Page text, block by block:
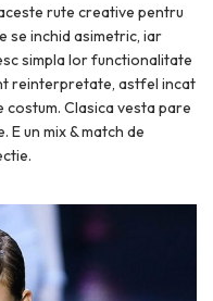
rute creative pentru
se inchid asimetric, iar
simpla lor functionalitate
reinterpretate, astfel incat
Clasica vesta pare
E un mix & match de